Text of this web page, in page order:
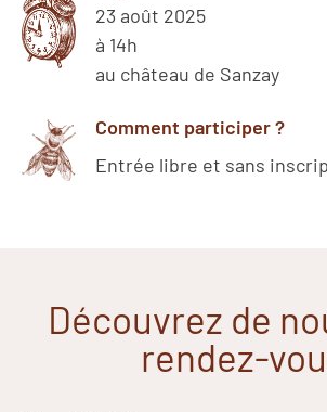
23 août 2025
à 14h
au château de Sanzay
Comment participer ?
Entrée libre et sans
Découvrez de
rendez-